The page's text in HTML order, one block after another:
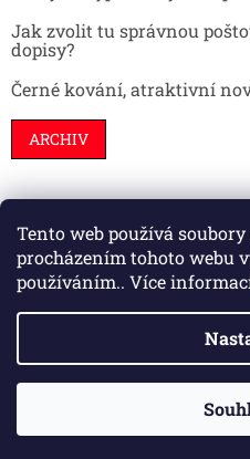
Tento web používá
procházením tohoto webu
používáním.. Více
Jak zvolit tu správnou
dopisy?
Černé kování, atraktivní
ARCHIV
Stavební pouzdra
HS kování